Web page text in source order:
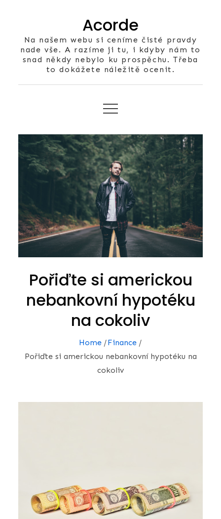
Acorde
Na našem webu si ceníme čisté pravdy
nade vše. A razíme ji tu, i kdyby nám to
snad někdy nebylo ku prospěchu. Třeba
to dokážete náležitě ocenit.
Pořiďte si americkou
nebankovní hypotéku
na cokoliv
Home
Finance
Pořiďte si americkou nebankovní hypotéku na
cokoliv